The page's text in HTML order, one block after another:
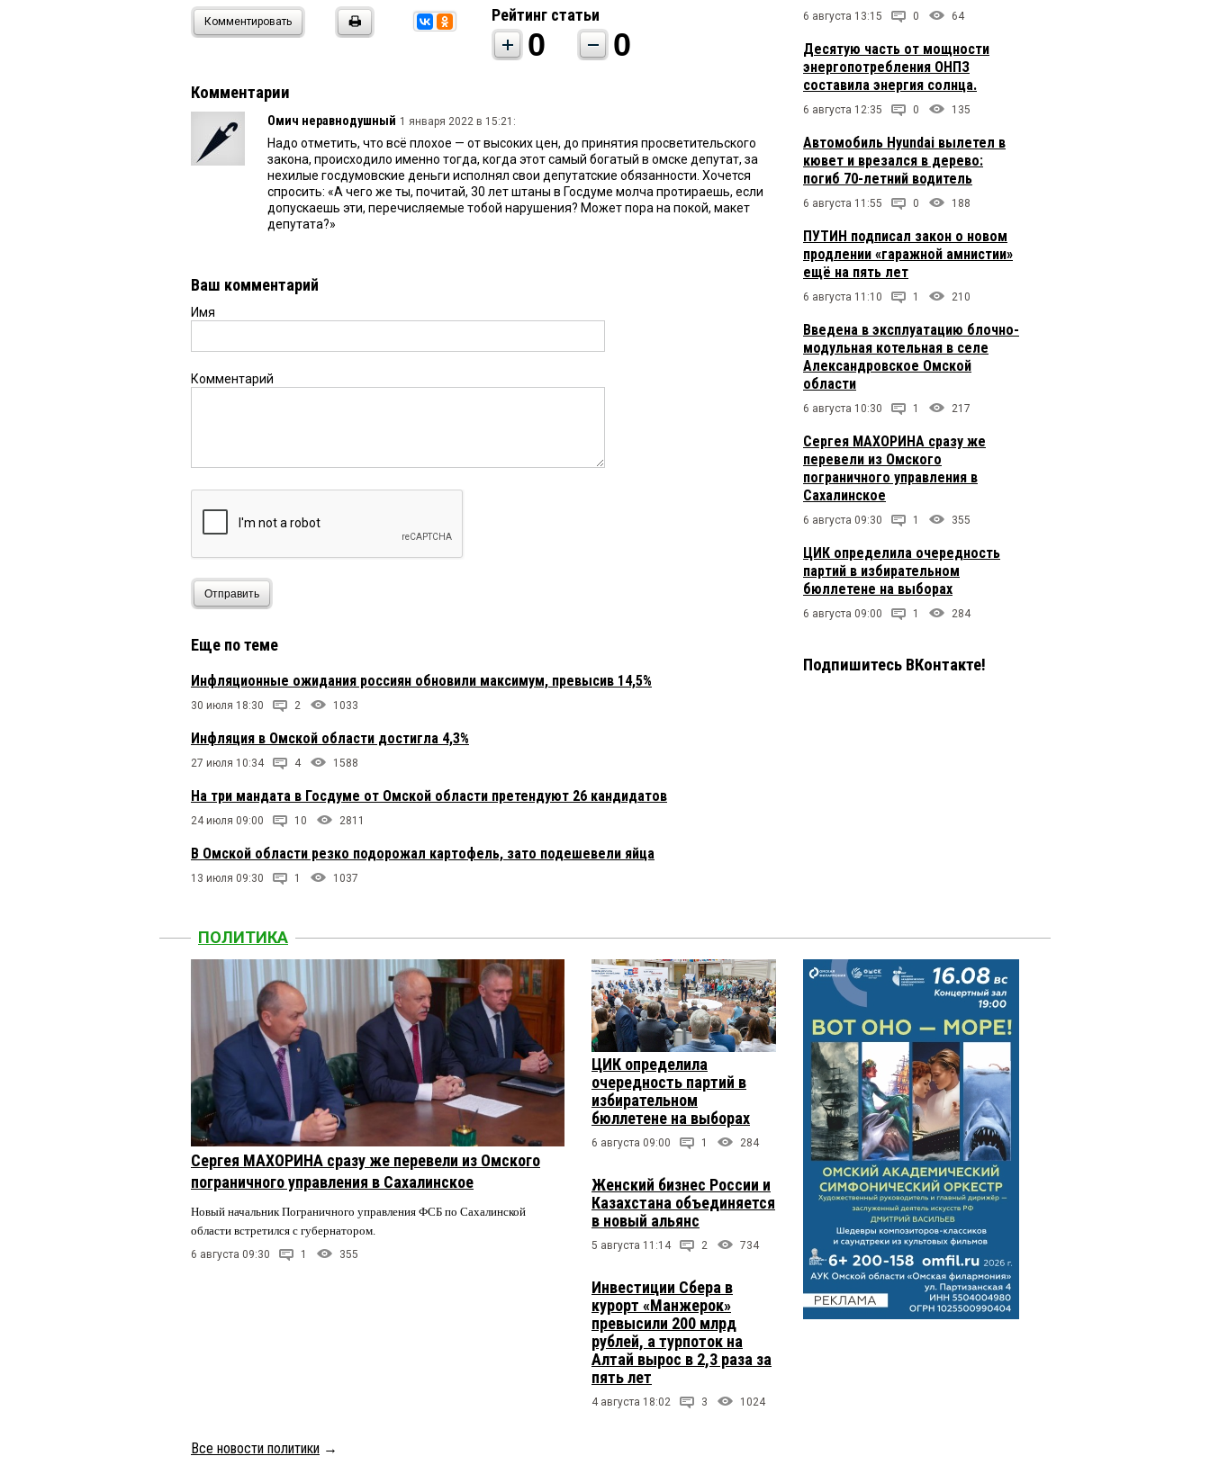
Комментировать Рейтинг статьи
0 0
Комментарии
Омич неравнодушный 1 января 2022 в 15:21:
Надо отметить, что всё плохое — от высоких цен, до принятия просветительского
закона, происходило именно тогда, когда этот самый богатый в омске депутат, за
нехилые госдумовские деньги исполнял свои депутатские обязанности. Хочется
спросить: «А чего же ты, почитай, 30 лет штаны в Госдуме молча протираешь, если
допускаешь эти, перечисляемые тобой нарушения? Может пора на покой, макет
депутата?»
Ваш комментарий
Имя
Комментарий
Отправить
Еще по теме
Инфляционные ожидания россиян обновили максимум, превысив 14,5%
30 июля 18:30 2 1033
Инфляция в Омской области достигла 4,3%
27 июля 10:34 4 1588
На три мандата в Госдуме от Омской области претендуют 26 кандидатов
24 июля 09:00 10 2811
В Омской области резко подорожал картофель, зато подешевели яйца
13 июля 09:30 1 1037
6 августа 13:15 0 64
Десятую часть от мощности
энергопотребления ОНПЗ
составила энергия солнца.
6 августа 12:35 0 135
Автомобиль Hyundai вылетел в
кювет и врезался в дерево:
погиб 70-летний водитель
6 августа 11:55 0 188
ПУТИН подписал закон о новом
продлении «гаражной амнистии»
ещё на пять лет
6 августа 11:10 1 210
Введена в эксплуатацию блочно-
модульная котельная в селе
Александровское Омской
области
6 августа 10:30 1 217
Сергея МАХОРИНА сразу же
перевели из Омского
пограничного управления в
Сахалинское
6 августа 09:30 1 355
ЦИК определила очередность
партий в избирательном
бюллетене на выборах
6 августа 09:00 1 284
Подпишитесь ВКонтакте!
ПОЛИТИКА
Сергея МАХОРИНА сразу же перевели из Омского
пограничного управления в Сахалинское
Новый начальник Пограничного управления ФСБ по Сахалинской
области встретился с губернатором.
6 августа 09:30 1 355
ЦИК определила
очередность партий в
избирательном
бюллетене на выборах
6 августа 09:00 1 284
Женский бизнес России и
Казахстана объединяется
в новый альянс
5 августа 11:14 2 734
Инвестиции Сбера в
курорт «Манжерок»
превысили 200 млрд
рублей, а турпоток на
Алтай вырос в 2,3 раза за
пять лет
4 августа 18:02 3 1024
Все новости политики →